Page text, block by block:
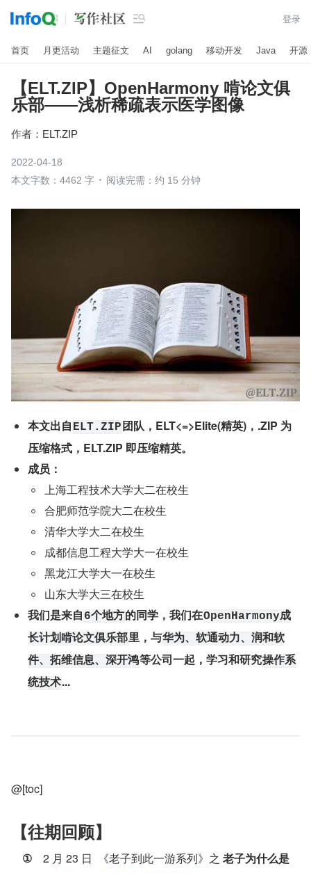
 登录
首页 月更活动 主题征文 AI golang 移动开发 Java 开源
【ELT.ZIP】OpenHarmony 啃论文俱
乐部——浅析稀疏表示医学图像
作者： ELT.ZIP
2022-04-18
本文字数：4462 字
阅读完需：约 15 分钟
本文出自 ELT.ZIP团队，ELT<=>Elite(精英)，.ZIP 为
压缩格式，ELT.ZIP 即压缩精英。
成员：
上海工程技术大学大二在校生
合肥师范学院大二在校生
清华大学大二在校生
成都信息工程大学大一在校生
黑龙江大学大一在校生
山东大学大三在校生
我们是来自 6个地方的同学，我们在OpenHarmony成
长计划啃论文俱乐部里，与华为、软通动力、润和软
件、拓维信息、深开鸿等公司一起，学习和研究操作系
统技术...
@[toc]
【往期回顾】
① 2 月 23 日  《老子到此一游系列》之 老子为什么是